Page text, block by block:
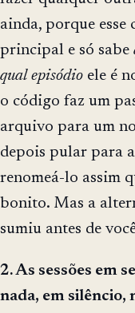
ainda, porque
principal e só sabe
qual episódio ele é
o código faz um
arquivo para um
depois pular para
renomeá-lo assim
bonito. Mas a
sumiu antes de
2. As sessões em
nada, em silêncio,